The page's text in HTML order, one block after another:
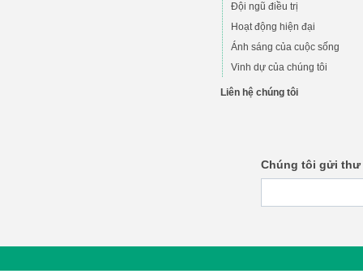
Đội ngũ điều trị
Hoạt động hiện đại
Ánh sáng của cuộc sống
Vinh dự của chúng tôi
Liên hệ chúng tôi
Chúng tôi gửi